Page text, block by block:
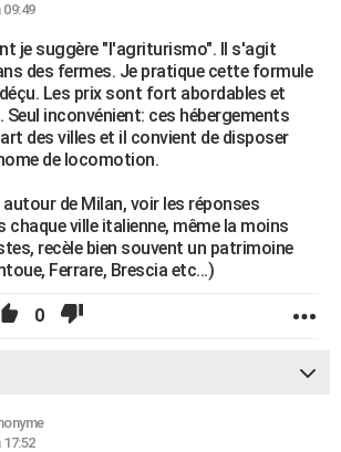
09:49
je suggère "l'agriturismo". Il s'agit
des fermes. Je pratique cette formule
Les prix sont fort abordables et
Seul inconvénient: ces hébergements
des villes et il convient de disposer
de locomotion.
de Milan, voir les réponses
chaque ville italienne, même la moins
recèle bien souvent un patrimoine
Ferrare, Brescia etc...)
0
17:52